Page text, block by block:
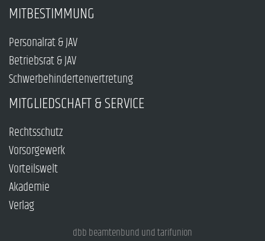
MITBESTIMMUNG
Personalrat & JAV
Betriebsrat & JAV
Schwerbehindertenvertretung
MITGLIEDSCHAFT & SERVICE
Rechtsschutz
Vorsorgewerk
Vorteilswelt
Akademie
Verlag
dbb beamtenbund und tarifunion